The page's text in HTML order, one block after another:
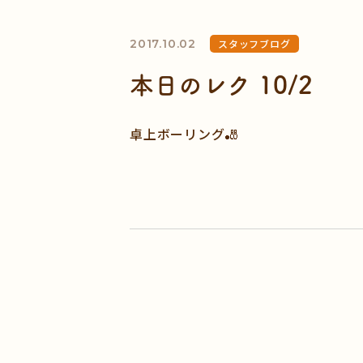
2017.10.02 スタッフブログ
本日のレク 10/2
卓上ボーリング🎳